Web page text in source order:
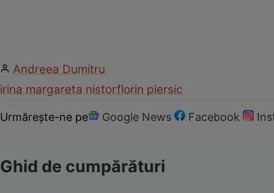
Andreea Dumitru
irina margareta nistorflorin piersic
Urmărește-ne pe Google News Facebook
Ghid de cumpărături